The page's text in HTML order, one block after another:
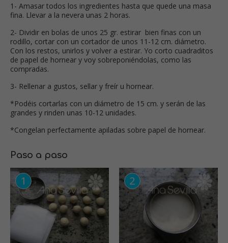
1- Amasar todos los ingredientes hasta que quede una masa
fina. Llevar a la nevera unas 2 horas.
2- Dividir en bolas de unos 25 gr. estirar bien finas con un
rodillo, cortar con un cortador de unos 11-12 cm. diámetro.
Con los restos, unirlos y volver a estirar. Yo corto cuadraditos
de papel de hornear y voy sobreponiéndolas, como las
compradas.
3- Rellenar a gustos, sellar y freír u hornear.
*Podéis cortarlas con un diámetro de 15 cm. y serán de las
grandes y rinden unas 10-12 unidades.
*Congelan perfectamente apiladas sobre papel de hornear.
Paso a paso